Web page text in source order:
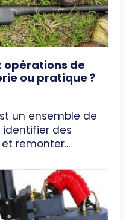
opérations de
ou pratique ?
un ensemble de
des
remonter...